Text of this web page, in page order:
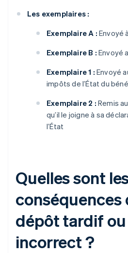
Les exemplaires :
Exemplaire A : Envoyé
Exemplaire B : Envoyé
Exemplaire 1 : Envoyé
impôts de l’État du
Exemplaire 2 : Remis
qu’il le joigne à sa
l’État
Quelles sont
conséquences
dépôt tardif ou
incorrect ?